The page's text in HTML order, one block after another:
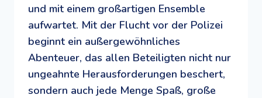
und mit einem großartigen Ensemble
aufwartet. Mit der Flucht vor der Polizei
beginnt ein außergewöhnliches
Abenteuer, das allen Beteiligten nicht nur
ungeahnte Herausforderungen beschert,
sondern auch jede Menge Spaß, große